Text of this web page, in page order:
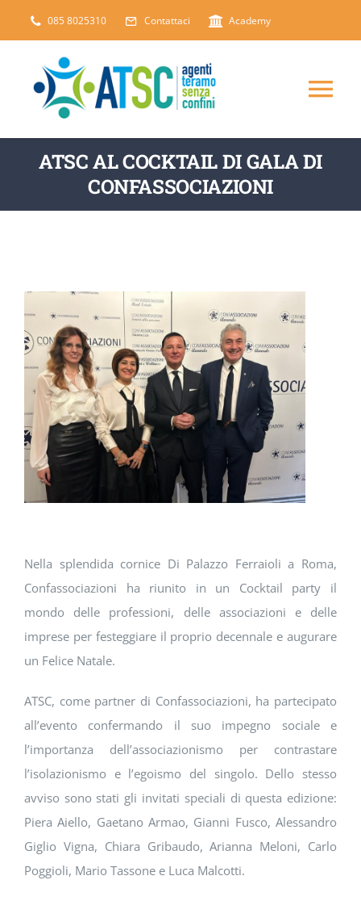
085 8025310 Contattaci Academy
CHI SIAMO
ARTICOLI
DOWNLOAD
SOSTENIBILITÀ
ACADEMY
ATSC AL COCKTAIL DI GALA DI
CONFASSOCIAZIONI
Nella splendida cornice Di Palazzo Ferraioli a Roma,
Confassociazioni ha riunito in un Cocktail party il
mondo delle professioni, delle associazioni e delle
imprese per festeggiare il proprio decennale e augurare
un Felice Natale.
ATSC, come partner di Confassociazioni, ha partecipato
all’evento confermando il suo impegno sociale e
l’importanza dell’associazionismo per contrastare
l’isolazionismo e l’egoismo del singolo. Dello stesso
avviso sono stati gli invitati speciali di questa edizione:
Piera Aiello, Gaetano Armao, Gianni Fusco, Alessandro
Giglio Vigna, Chiara Gribaudo, Arianna Meloni, Carlo
Poggioli, Mario Tassone e Luca Malcotti.